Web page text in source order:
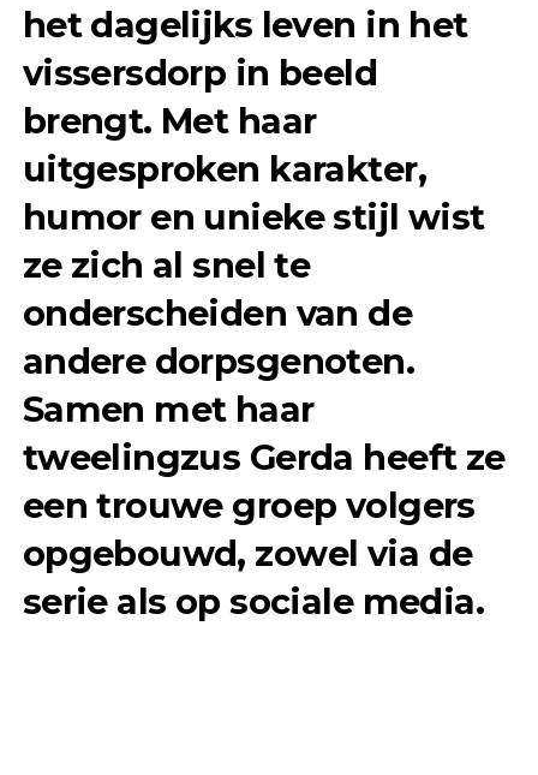
het dagelijks leven in het
vissersdorp in beeld
brengt. Met haar
uitgesproken karakter,
humor en unieke stijl wist
ze zich al snel te
onderscheiden van de
andere dorpsgenoten.
Samen met haar
tweelingzus Gerda heeft ze
een trouwe groep volgers
opgebouwd, zowel via de
serie als op sociale media.